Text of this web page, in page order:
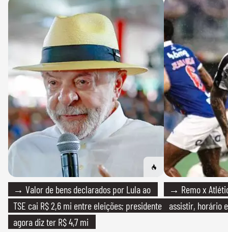
→ Valor de bens declarados por Lula ao
TSE cai R$ 2,6 mi entre eleições; presidente
agora diz ter R$ 4,7 mi
→ Remo x
assistir, horário